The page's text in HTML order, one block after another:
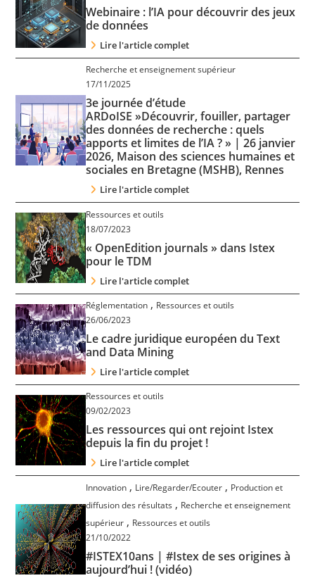
Contact
Nous suivre
Webinaire : l’IA pour découvrir des jeux
de données
Lire l'article complet
Recherche et enseignement supérieur
17/11/2025
3e journée d’étude
ARDoISE »Découvrir, fouiller, partager
des données de recherche : quels
apports et limites de l’IA ? » | 26 janvier
2026, Maison des sciences humaines et
sociales en Bretagne (MSHB), Rennes
Lire l'article complet
Ressources et outils
18/07/2023
« OpenEdition journals » dans Istex
pour le TDM
Lire l'article complet
Réglementation , Ressources et outils
26/06/2023
Le cadre juridique européen du Text
and Data Mining
Lire l'article complet
Ressources et outils
09/02/2023
Les ressources qui ont rejoint Istex
depuis la fin du projet !
Lire l'article complet
Innovation , Lire/Regarder/Ecouter , Production et
diffusion des résultats , Recherche et enseignement
supérieur , Ressources et outils
21/10/2022
#ISTEX10ans | #Istex de ses origines à
aujourd’hui ! (vidéo)